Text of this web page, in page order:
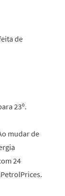
de
23º.
mudar de
24